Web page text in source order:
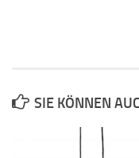
SIE KÖNNEN